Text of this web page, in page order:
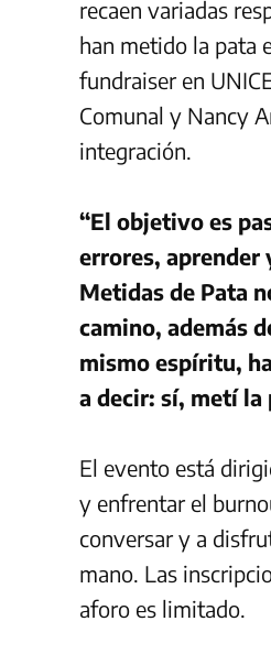
recaen variadas
han metido la pata
fundraiser en
Comunal y Nancy
integración.
“El objetivo es
errores, aprender
Metidas de Pata
camino, además
mismo espíritu,
a decir: sí, metí la
El evento está
y enfrentar el
conversar y a
mano. Las
aforo es limitado.